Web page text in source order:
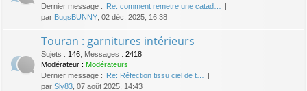
Dernier message : Re: comment remetre une catad…
par BugsBUNNY , 02 déc. 2025, 16:38
Touran : garnitures intérieurs
Sujets : 146 Messages : 2418
Modérateur : Modérateurs
Dernier message : Re: Réfection tissu ciel de t…
par Sly83 , 07 août 2025, 14:43